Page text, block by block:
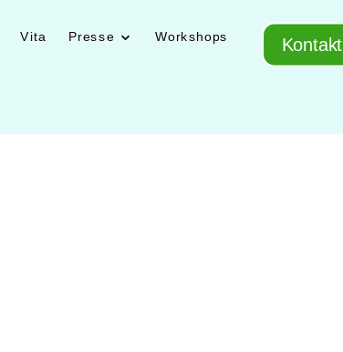
Vita Presse Workshops Kontakt